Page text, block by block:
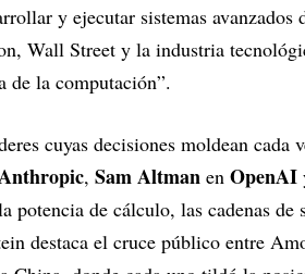
y ejecutar sistemas avanzados
Wall Street y la industria
de la computación”.
cuyas decisiones moldean cada
, Sam Altman en OpenAI
potencia de cálculo, las cadenas
destaca el cruce público entre